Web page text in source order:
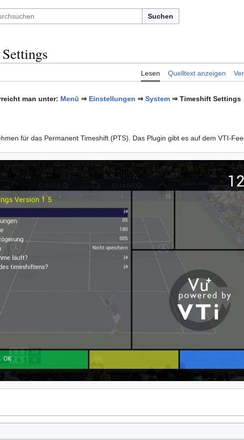
Suchen
Lesen Quelltext anzeigen
man unter: Menü ⇒ Einstellungen ⇒ System ⇒ Timeshift Settings
für das Permanent Timeshift (PTS). Das Plugin gibt es auf dem VTI-